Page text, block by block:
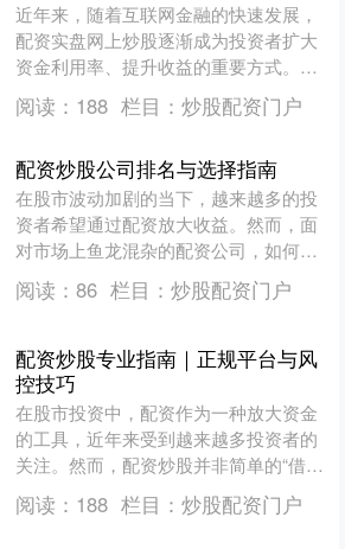
近年来，随着互联网金融的快速发展，
配资实盘网上炒股逐渐成为投资者扩大
资金利用率、提升收益的重要方式。然
而，市场上配资平台良莠不齐，如何选
择安全可靠的平台，成为投....
阅读： 188 栏目： 炒股配资门户
配资炒股公司排名与选择指南
在股市波动加剧的当下，越来越多的投
资者希望通过配资放大收益。然而，面
对市场上鱼龙混杂的配资公司，如何筛
选出安全、合规、服务优质的平台？本
文将基于行业数据与用户反....
阅读： 86 栏目： 炒股配资门户
配资炒股专业指南｜正规平台与风
控技巧
在股市投资中，配资作为一种放大资金
的工具，近年来受到越来越多投资者的
关注。然而，配资炒股并非简单的“借钱
炒股”，它既可能带来超额收益，也伴随
着更高的风险。本文将....
阅读： 188 栏目： 炒股配资门户